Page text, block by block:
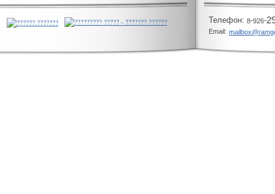
Телeфон: 8-926-
Email: